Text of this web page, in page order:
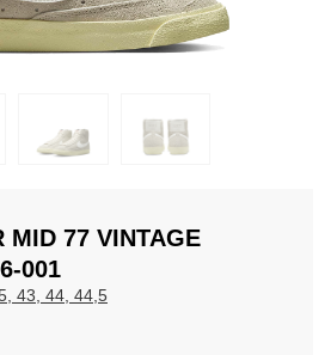
MID 77 VINTAGE
001
43, 44, 44,5